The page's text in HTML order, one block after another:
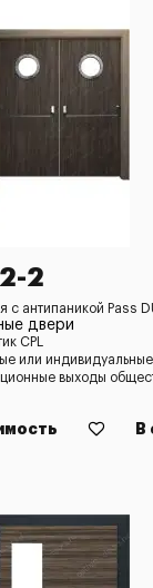
2
с антипаникой Pass
двери
CPL
или индивидуальные
выходы
В